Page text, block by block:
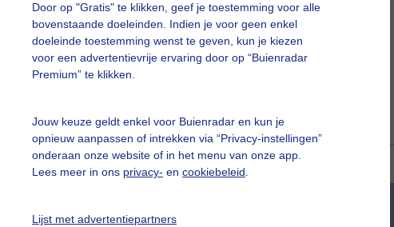
Door op "Gratis" te klikken, geef je toestemming voor alle
bovenstaande doeleinden. Indien je voor geen enkel
doeleinde toestemming wenst te geven, kun je kiezen
voor een advertentievrije ervaring door op “Buienradar
Premium” te klikken.
Jouw keuze geldt enkel voor Buienradar en kun je
opnieuw aanpassen of intrekken via “Privacy-instellingen”
onderaan onze website of in het menu van onze app.
Lees meer in ons privacy- en cookiebeleid
Lijst met advertentiepartners
slideshow
Een moment geduld aub...